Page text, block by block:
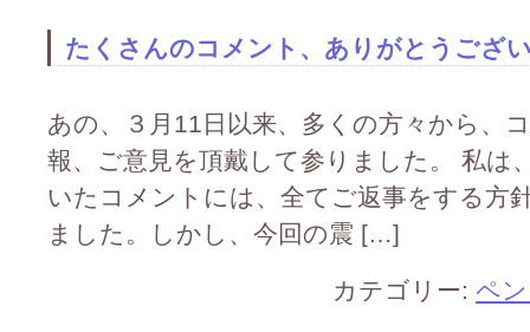
たくさんのコメント、ありがとうござ
あの、３月11日以来、多くの方々から、
報、ご意見を頂戴して参りました。 私は
いたコメントには、全てご返事をする方
ました。しかし、今回の震 […]
カテゴリー: ペ